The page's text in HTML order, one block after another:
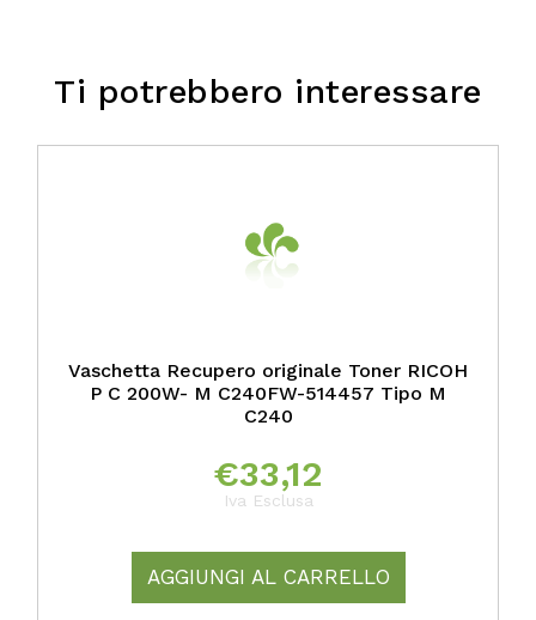
Ti potrebbero interessare
Vaschetta Recupero originale Toner RICOH
P C 200W- M C240FW-514457 Tipo M
C240
€33,12
Iva Esclusa
AGGIUNGI AL CARRELLO